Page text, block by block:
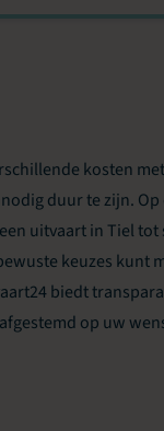
kosten
duur te zijn.
uitvaart in Tiel
keuzes kunt
biedt
op uw